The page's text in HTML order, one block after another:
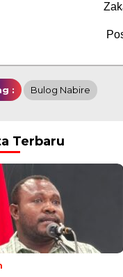
: Bulog Nabire
Terbaru